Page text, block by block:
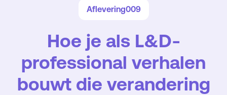
Aflevering009
Hoe je als L&D-
professional verhalen
bouwt die verandering